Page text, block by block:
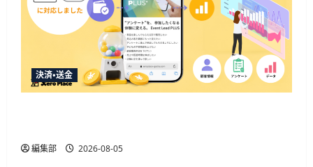
決済・送金
編集部 2026-08-05